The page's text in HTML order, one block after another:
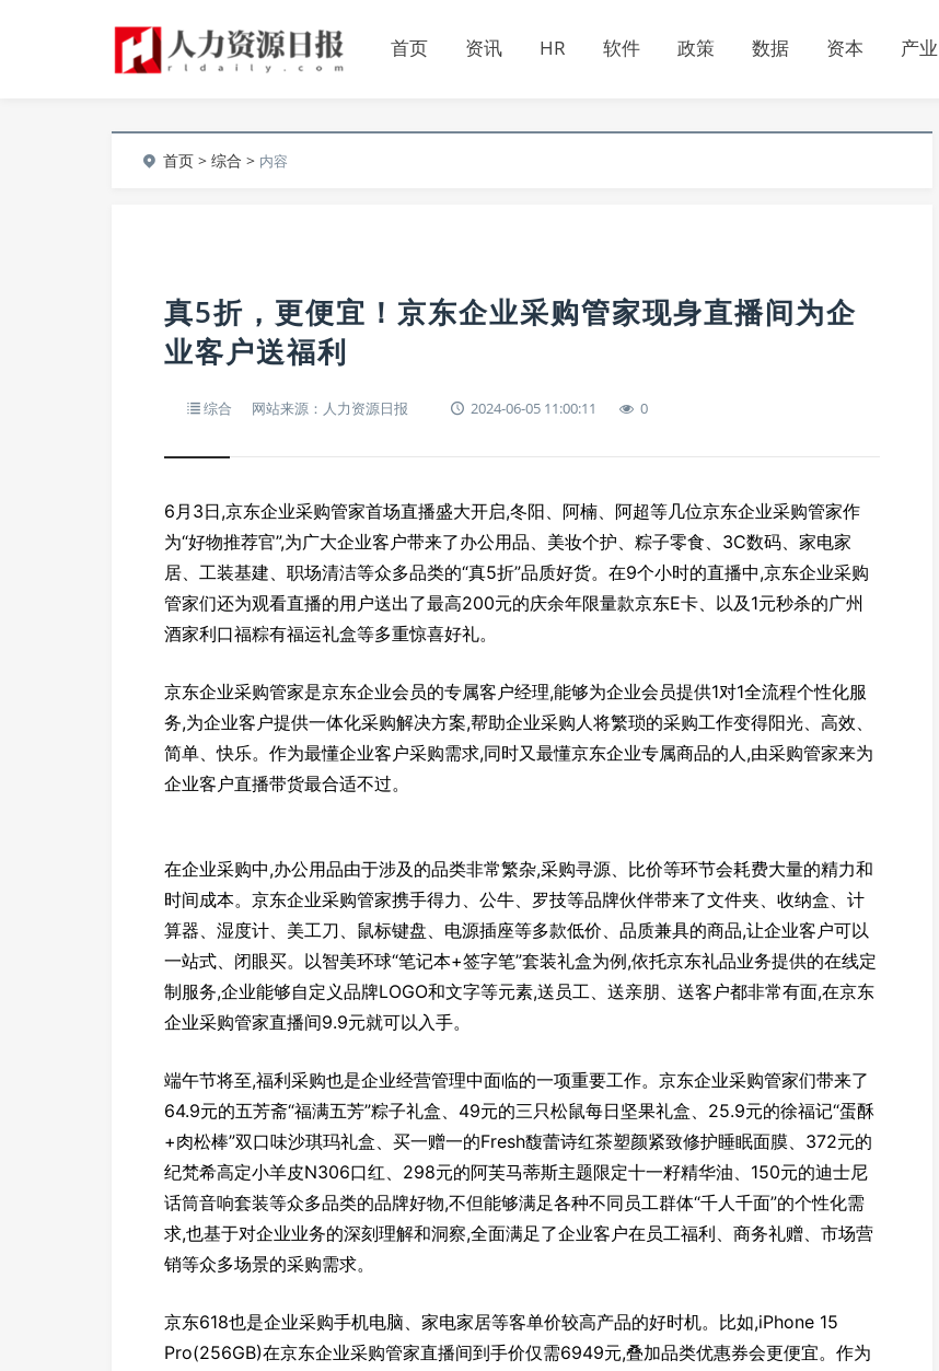
首页 资讯 HR 软件 政策 数据 资本 产业
首页 >综合 > 内容
真5折，更便宜！京东企业采购管家现身直播间为企
业客户送福利
综合 网站来源：人力资源日报 2024-06-05 11:00:11 0
6月3日,京东企业采购管家首场直播盛大开启,冬阳、阿楠、阿超等几位京东企业采购管家作
为“好物推荐官”,为广大企业客户带来了办公用品、美妆个护、粽子零食、3C数码、家电家
居、工装基建、职场清洁等众多品类的“真5折”品质好货。在9个小时的直播中,京东企业采购
管家们还为观看直播的用户送出了最高200元的庆余年限量款京东E卡、以及1元秒杀的广州
酒家利口福粽有福运礼盒等多重惊喜好礼。
京东企业采购管家是京东企业会员的专属客户经理,能够为企业会员提供1对1全流程个性化服
务,为企业客户提供一体化采购解决方案,帮助企业采购人将繁琐的采购工作变得阳光、高效、
简单、快乐。作为最懂企业客户采购需求,同时又最懂京东企业专属商品的人,由采购管家来为
企业客户直播带货最合适不过。
在企业采购中,办公用品由于涉及的品类非常繁杂,采购寻源、比价等环节会耗费大量的精力和
时间成本。京东企业采购管家携手得力、公牛、罗技等品牌伙伴带来了文件夹、收纳盒、计
算器、湿度计、美工刀、鼠标键盘、电源插座等多款低价、品质兼具的商品,让企业客户可以
一站式、闭眼买。以智美环球“笔记本+签字笔”套装礼盒为例,依托京东礼品业务提供的在线定
制服务,企业能够自定义品牌LOGO和文字等元素,送员工、送亲朋、送客户都非常有面,在京东
企业采购管家直播间9.9元就可以入手。
端午节将至,福利采购也是企业经营管理中面临的一项重要工作。京东企业采购管家们带来了
64.9元的五芳斋“福满五芳”粽子礼盒、49元的三只松鼠每日坚果礼盒、25.9元的徐福记“蛋酥
+肉松棒”双口味沙琪玛礼盒、买一赠一的Fresh馥蕾诗红茶塑颜紧致修护睡眠面膜、372元的
纪梵希高定小羊皮N306口红、298元的阿芙马蒂斯主题限定十一籽精华油、150元的迪士尼
话筒音响套装等众多品类的品牌好物,不但能够满足各种不同员工群体“千人千面”的个性化需
求,也基于对企业业务的深刻理解和洞察,全面满足了企业客户在员工福利、商务礼赠、市场营
销等众多场景的采购需求。
京东618也是企业采购手机电脑、家电家居等客单价较高产品的好时机。比如,iPhone 15
Pro(256GB)在京东企业采购管家直播间到手价仅需6949元,叠加品类优惠券会更便宜。作为